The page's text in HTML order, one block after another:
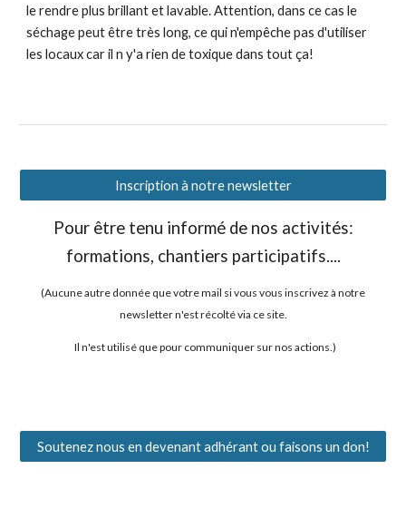
le rendre plus brillant et lavable. Attention, dans ce cas le
séchage peut être très long, ce qui n'empêche pas d'utiliser
les locaux car il n y'a rien de toxique dans tout ça!
Inscription à notre newsletter
Pour être tenu informé de nos activités:
formations, chantiers participatifs....
(Aucune autre donnée que votre mail si vous vous inscrivez à notre
newsletter n'est récolté via ce site.
Il n'est utilisé que pour communiquer sur nos actions.)
Soutenez nous en devenant adhérant ou faisons un don!